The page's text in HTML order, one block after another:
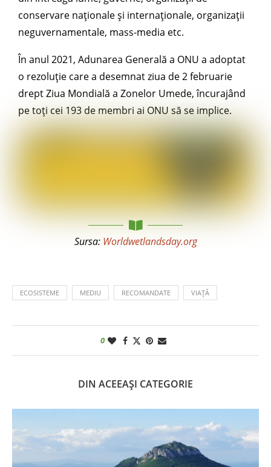
conservare naționale și internaționale, organizații
neguvernamentale, mass-media etc.
În anul 2021, Adunarea Generală a ONU a adoptat
o rezoluție care a desemnat ziua de 2 februarie
drept Ziua Mondială a Zonelor Umede, încurajând
pe toți cei 193 de membri ai ONU să se implice.
Sursa: Worldwetlandsday.org
ECOSISTEME MEDIU RECOMANDATE VIAȚĂ
0
DIN ACEEAȘI CATEGORIE